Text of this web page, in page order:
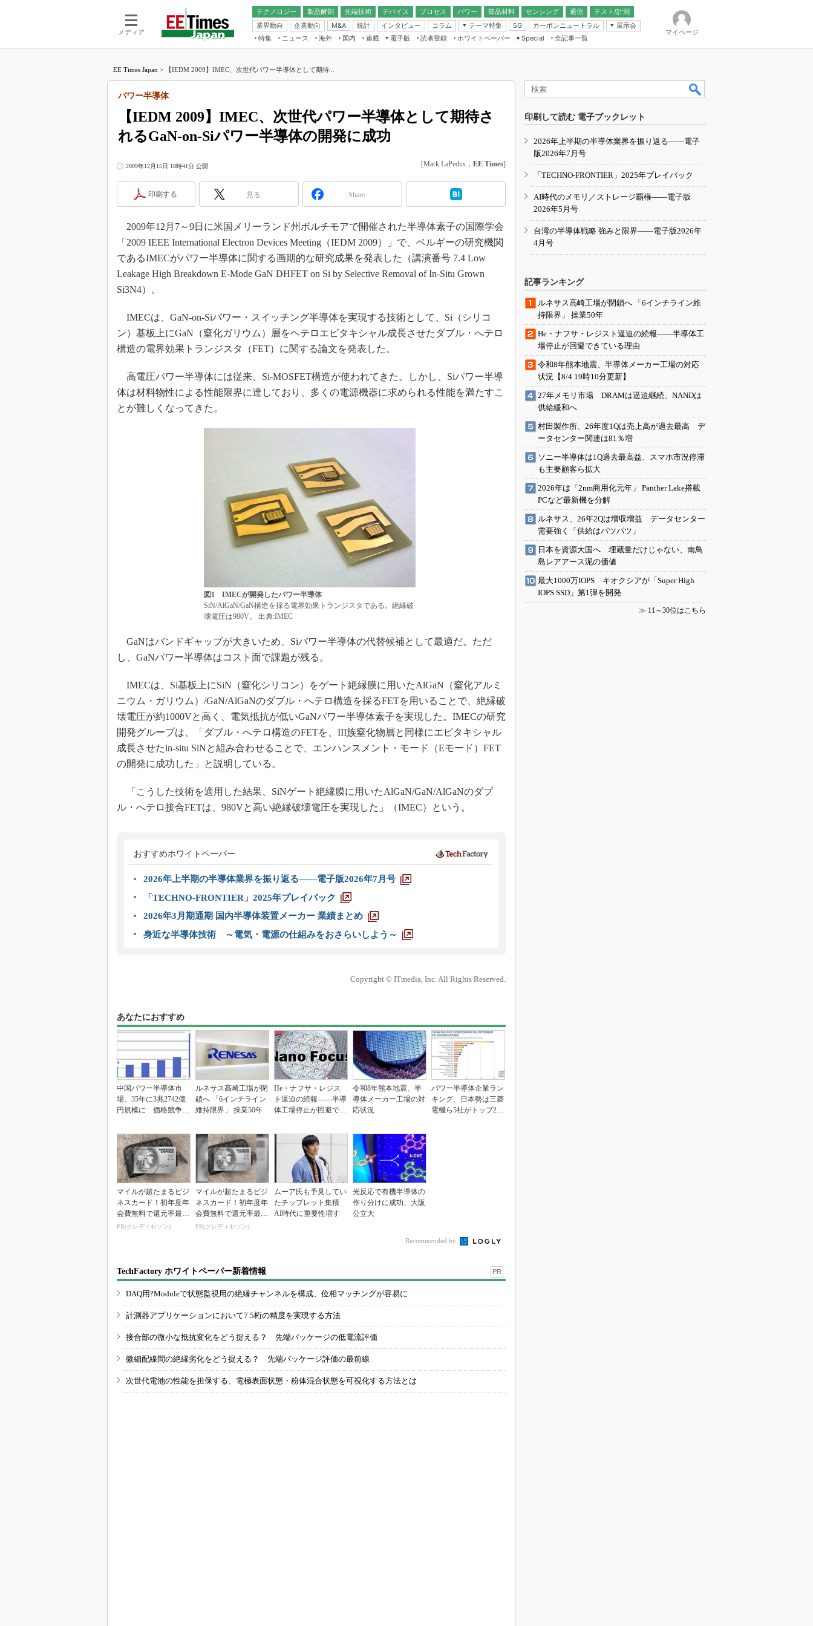
メディア
テクノロジー 製品解剖
先端技術
電池／エネルギー
デバイス
アナログ
マイコン
プロセス パワー 部品材料 センシング
通信
無線
テスト/計測
業界動向
企業動向 M&A 統計 インタビュー コラム
テーマ特集
フィジカルAI
読者調査（EE Times Research）
カーボンニュートラル
エレクトロニクス入門（EDN
Japan）
5G カーボンニュートラル
展示会
IoT・エッジコンピューティング
EXPO
TECHNO-FRONTIER
人とくるま展
特集 ニュース 海外 国内
連載
福田昭のデバイス通信
大山聡の業界スコープ
大原雄介のエレ・組み込みプレイバ
ック
世界を「数字」で回してみよう
踊るバズワード ～Behind the
この10年で起こったこと、次の10年
で起こること
製品分解で探るアジアの新トレンド
光伝送技術を知る
イノベーションは日本を救うのか
JASA発IoT通信
「英語に愛されないエンジニア」の
ための新行動論
電子版
電子ブックレット
読者登録 ホワイトペーパー
Special
全記事一覧
マイページ
EE Times Japan > 【IEDM 2009】IMEC、次世代パワー半導体として期待...
【IEDM 2009】IMEC、次世代パワー半導体として期待さ
れるGaN-on-Siパワー半導体の開発に成功
パワー半導体
2009年12月15日 18時41分 公開 [Mark LaPedus， EE Times]
印刷する 見る Share
2009年12月7～9日に米国メリーランド州ボルチモアで開催された半導体素子の国際学会
「2009 IEEE International Electron Devices Meeting（IEDM 2009）」で、ベルギーの研究機関
であるIMECがパワー半導体に関する画期的な研究成果を発表した（講演番号 7.4 Low
Leakage High Breakdown E-Mode GaN DHFET on Si by Selective Removal of In-Situ Grown
Si3N4）。
IMECは、GaN-on-Siパワー・スイッチング半導体を実現する技術として、Si（シリコ
ン）基板上にGaN（窒化ガリウム）層をヘテロエピタキシャル成長させたダブル・へテロ
構造の電界効果トランジスタ（FET）に関する論文を発表した。
高電圧パワー半導体には従来、Si-MOSFET構造が使われてきた。しかし、Siパワー半導
体は材料物性による性能限界に達しており、多くの電源機器に求められる性能を満たすこ
とが難しくなってきた。
図1 IMECが開発したパワー半導体
SiN/AlGaN/GaN構造を採る電界効果トランジスタである。絶縁破
壊電圧は980V。 出典:IMEC
GaNはバンドギャップが大きいため、Siパワー半導体の代替候補として最適だ。ただ
し、GaNパワー半導体はコスト面で課題が残る。
IMECは、Si基板上にSiN（窒化シリコン）をゲート絶縁膜に用いたAlGaN（窒化アルミ
ニウム・ガリウム）/GaN/AlGaNのダブル・へテロ構造を採るFETを用いることで、絶縁破
壊電圧が約1000Vと高く、電気抵抗が低いGaNパワー半導体素子を実現した。IMECの研究
開発グループは、「ダブル・へテロ構造のFETを、III族窒化物層と同様にエピタキシャル
成長させたin-situ SiNと組み合わせることで、エンハンスメント・モード（Eモード）FET
の開発に成功した」と説明している。
「こうした技術を適用した結果、SiNゲート絶縁膜に用いたAlGaN/GaN/AlGaNのダブ
ル・へテロ接合FETは、980Vと高い絶縁破壊電圧を実現した」（IMEC）という。
おすすめホワイトペーパー
2026年上半期の半導体業界を振り返る――電子版2026年7月号
「TECHNO-FRONTIER」2025年プレイバック
2026年3月期通期 国内半導体装置メーカー 業績まとめ
身近な半導体技術 ～電気・電源の仕組みをおさらいしよう～
Copyright © ITmedia, Inc. All Rights Reserved.
あなたにおすすめ
中国パワー半導体市
場、35年に3兆2742億
円規模に 価格競争さ
ルネサス高崎工場が閉
鎖へ 「6インチライン
維持限界」 操業50年
He・ナフサ・レジス
ト逼迫の続報――半導
体工場停止が回避でき
令和8年熊本地震、半
導体メーカー工場の対
応状況
パワー半導体企業ラン
キング、日本勢は三菱
電機ら5社がトップ20
マイルが超たまるビジ
ネスカード！初年度年
会費無料で還元率最大
1.125%
PR(クレディセゾン)
マイルが超たまるビジ
ネスカード！初年度年
会費無料で還元率最大
1.125%
PR(クレディセゾン)
ムーア氏も予見してい
たチップレット集積
AI時代に重要性増す
光反応で有機半導体の
作り分けに成功、大阪
公立大
Recommended by
TechFactory ホワイトペーパー新着情報 PR
DAQ用?Moduleで状態監視用の絶縁チャンネルを構成、位相マッチングが容易に
計測器アプリケーションにおいて7.5桁の精度を実現する方法
接合部の微小な抵抗変化をどう捉える？ 先端パッケージの低電流評価
微細配線間の絶縁劣化をどう捉える？ 先端パッケージ評価の最前線
次世代電池の性能を担保する、電極表面状態・粉体混合状態を可視化する方法とは
印刷して読む 電子ブックレット
2026年上半期の半導体業界を振り返る――電子
版2026年7月号
「TECHNO-FRONTIER」2025年プレイバック
AI時代のメモリ／ストレージ覇権――電子版
2026年5月号
台湾の半導体戦略 強みと限界――電子版2026年
4月号
記事ランキング
ルネサス高崎工場が閉鎖へ 「6インチライン維
持限界」 操業50年
He・ナフサ・レジスト逼迫の続報――半導体工
場停止が回避できている理由
令和8年熊本地震、半導体メーカー工場の対応
状況【8/4 19時10分更新】
27年メモリ市場 DRAMは逼迫継続、NANDは
供給緩和へ
村田製作所、26年度1Qは売上高が過去最高 デ
ータセンター関連は81％増
ソニー半導体は1Q過去最高益、スマホ市況停滞
も主要顧客ら拡大
2026年は「2nm商用化元年」 Panther Lake搭載
PCなど最新機を分解
ルネサス、26年2Qは増収増益 データセンター
需要強く「供給はパツパツ」
日本を資源大国へ 埋蔵量だけじゃない、南鳥
島レアアース泥の価値
最大1000万IOPS キオクシアが「Super High
IOPS SSD」第1弾を開発
≫ 11～30位はこちら